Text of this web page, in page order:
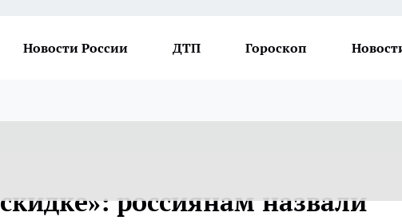
Новости России ДТП Гороскоп
россиянам назвали